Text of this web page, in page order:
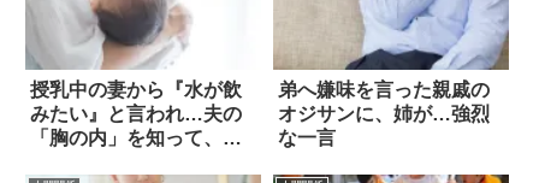
授乳中の妻から『水が飲
みたい』と言われ…夫の
「胸の内」を知って、絶
弟へ嫌味を言った親戚の
オジサンに、姉が…強烈
な一言